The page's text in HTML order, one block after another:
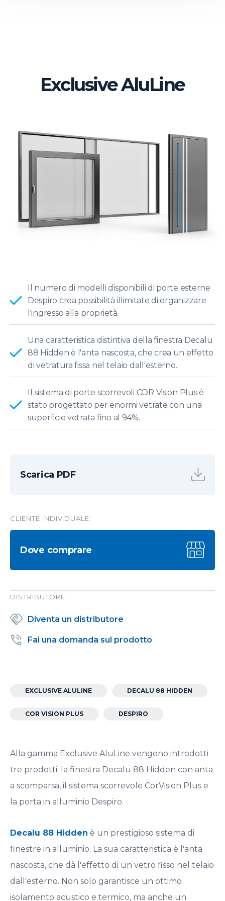
Exclusive AluLine
Il numero di modelli disponibili di porte esterne
Despiro crea possibilità illimitate di organizzare
l'ingresso alla proprietà.
Una caratteristica distintiva della finestra Decalu
88 Hidden è l'anta nascosta, che crea un effetto
di vetratura fissa nel telaio dall'esterno.
Il sistema di porte scorrevoli COR Vision Plus è
stato progettato per enormi vetrate con una
superficie vetrata fino al 94%.
Scarica PDF
CLIENTE INDIVIDUALE:
Dove comprare
DISTRIBUTORE:
Diventa un distributore
Fai una domanda sul prodotto
EXCLUSIVE ALULINE DECALU 88 HIDDEN
COR VISION PLUS DESPIRO
Alla gamma Exclusive AluLine vengono introdotti
tre prodotti: la finestra Decalu 88 Hidden con anta
a scomparsa, il sistema scorrevole CorVision Plus e
la porta in alluminio Despiro.
Decalu 88 Hidden è un prestigioso sistema di
finestre in alluminio. La sua caratteristica è l'anta
nascosta, che dà l'effetto di un vetro fisso nel telaio
dall'esterno. Non solo garantisce un ottimo
isolamento acustico e termico, ma anche un